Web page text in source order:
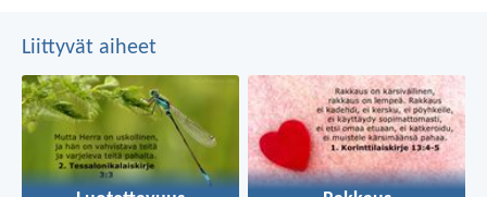
Liittyvät aiheet